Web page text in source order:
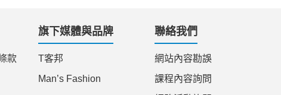
款
旗下媒體與品牌
T客邦
Man’s Fashion
聯絡我們
網站內容勘誤
課程內容詢問